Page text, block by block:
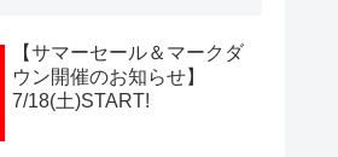
【サマーセール＆マークダ
ウン開催のお知らせ】
7/18(土)START!